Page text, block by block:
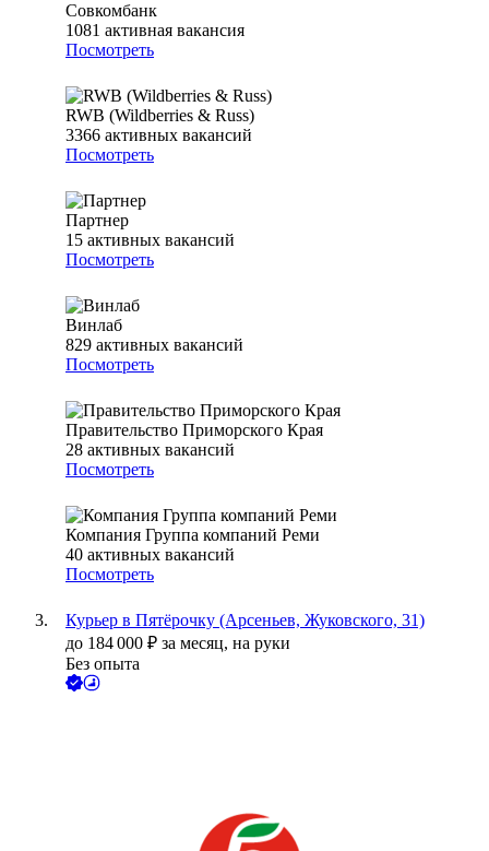
Совкомбанк
1081 активная вакансия
Посмотреть
RWB (Wildberries & Russ)
3366 активных вакансий
Посмотреть
Партнер
15 активных вакансий
Посмотреть
Винлаб
829 активных вакансий
Посмотреть
Правительство Приморского Края
28 активных вакансий
Посмотреть
Компания Группа компаний Реми
40 активных вакансий
Посмотреть
Курьер в Пятёрочку (Арсеньев, Жуковского, 31)
до 184 000 ₽ за месяц, на руки
Без опыта